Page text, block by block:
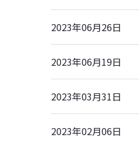
2023年06月26日
2023年06月19日
2023年03月31日
2023年02月06日